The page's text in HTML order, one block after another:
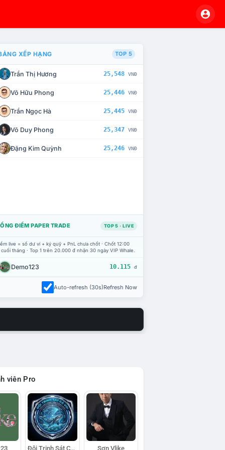
CHẾ TÀI XỬ LÝ VI PHẠM
XẾP HẠNG TOP 5
Trần Thị Hương 25,548 VNĐ
Võ Hữu Phong 25,446 VNĐ
Trần Ngọc Hà 25,445 VNĐ
Võ Duy Phong 25,347 VNĐ
Đặng Kim Quỳnh 25,246 VNĐ
ĐIỂM PAPER TRADE TOP 5 · LIVE
live = số dư ví + ký quỹ + PnL chưa chốt · Chốt 12:00
tháng · Top 1 trên 20.000 đ nhận 30 ngày VIP Whale.
Demo123 10.115 đ
Auto-refresh (30s)Refresh Now
viên Pro
Đội Trinh Sát Cá Voi Sơn Vlike